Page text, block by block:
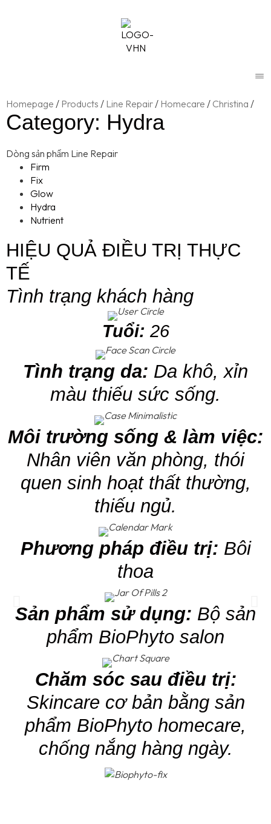
Homepage / Products / Line Repair/ Homecare / Christina /
Category: Hydra
Dòng sản phẩm Line Repair
Firm
Fix
Glow
Hydra
Nutrient
HIỆU QUẢ ĐIỀU TRỊ THỰC
TẾ
Tình trạng khách hàng
Tuổi: 26
Tình trạng da: Da khô, xỉn
màu thiếu sức sống.
Môi trường sống & làm việc:
Nhân viên văn phòng, thói
quen sinh hoạt thất thường,
thiếu ngủ.
Phương pháp điều trị: Bôi
thoa
Sản phẩm sử dụng: Bộ sản
phẩm BioPhyto salon
Chăm sóc sau điều trị:
Skincare cơ bản bằng sản
phẩm BioPhyto homecare,
chống nắng hàng ngày.
Y
DƯỢC
VHN
THƯƠNG
HIỆU
ĐỒ
ĐIỀU
TRỊ
KIẾN